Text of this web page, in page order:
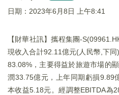
日期：2023年6月8日 上午8:41
【財華社訊】攜程集團-
現收入合計92.11億元(人民幣,下
83.08%，主要得益於旅遊市場的
潤33.75億元，上年同期虧損9.89
本收益5.18元。經調整EBITDA為